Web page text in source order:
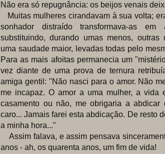
Não era só repugnância: os beijos venais
Muitas mulheres cirandavam à sua volta;
sonhador distraído transformava-as
substituindo, durando umas menos, outras
uma saudade maior, levadas todas pelo
Para as mais afoitas permanecia um
vez diante de uma prova de ternura
amiga gentil: "Não nasci para o amor. Não
me incapaz. O amor a uma mulher, a vida
casamento ou não, me obrigaria a
caro... Jamais farei esta abdicação. De resto
a minha hora..."
Assim falava, e assim pensava
anos - ah, os quarenta anos, um fim de vida!